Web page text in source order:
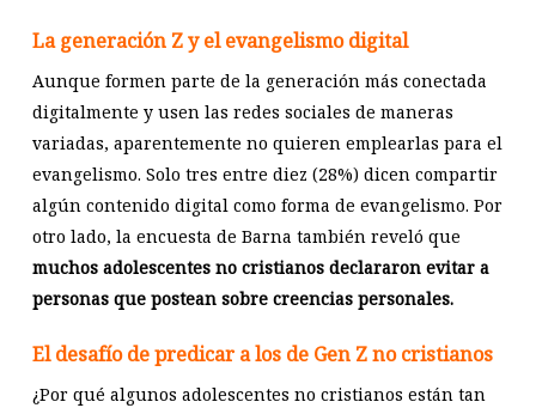
La generación Z y el evangelismo digital
Aunque formen parte de la generación más conectada
digitalmente y usen las redes sociales de maneras
variadas, aparentemente no quieren emplearlas para el
evangelismo. Solo tres entre diez (28%) dicen compartir
algún contenido digital como forma de evangelismo. Por
otro lado, la encuesta de Barna también reveló que
muchos adolescentes no cristianos declararon evitar a
personas que postean sobre creencias personales.
El desafío de predicar a los de Gen Z no cristianos
¿Por qué algunos adolescentes no cristianos están tan